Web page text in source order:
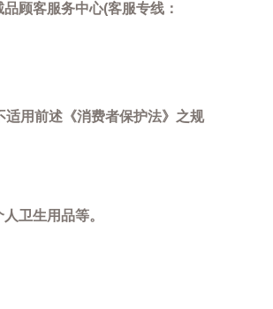
顾客服务中心(客服专线：
用前述《消费者保护法》之规
卫生用品等。